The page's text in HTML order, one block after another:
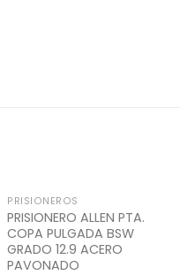
Add to
Wishlist
PRISIONEROS
PRISIONERO ALLEN PTA.
COPA PULGADA BSW
GRADO 12.9 ACERO
PAVONADO